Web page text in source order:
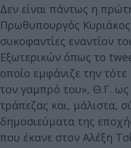
Δεν είναι πάντως η
Πρωθυπουργός
συκοφαντίες εναντίον
Εξωτερικών όπως το
οποίο εμφάνιζε την
τον γαμπρό του», Θ.Γ. ως
τράπεζας και, μάλιστα,
δημοσιεύματα της
που έκανε στον Αλέξη